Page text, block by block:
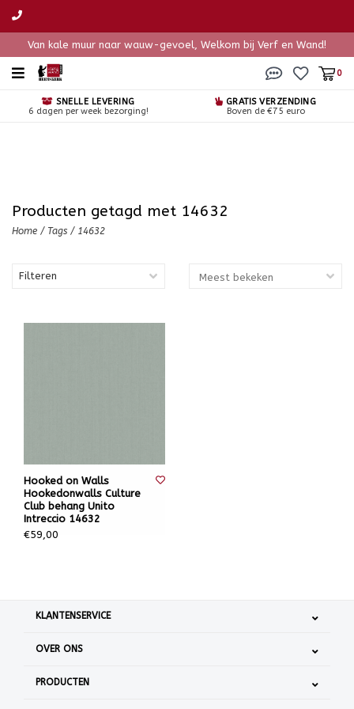
Van kale muur naar wauw-gevoel, Welkom bij Verf en Wand!
0
SNELLE LEVERING
6 dagen per week bezorging!
GRATIS VERZENDING
Boven de €75 euro
Producten getagd met 14632
Home / Tags / 14632
Filteren
Hooked on Walls
Hookedonwalls Culture
Club behang Unito
Intreccio 14632
€59,00
KLANTENSERVICE
OVER ONS
PRODUCTEN